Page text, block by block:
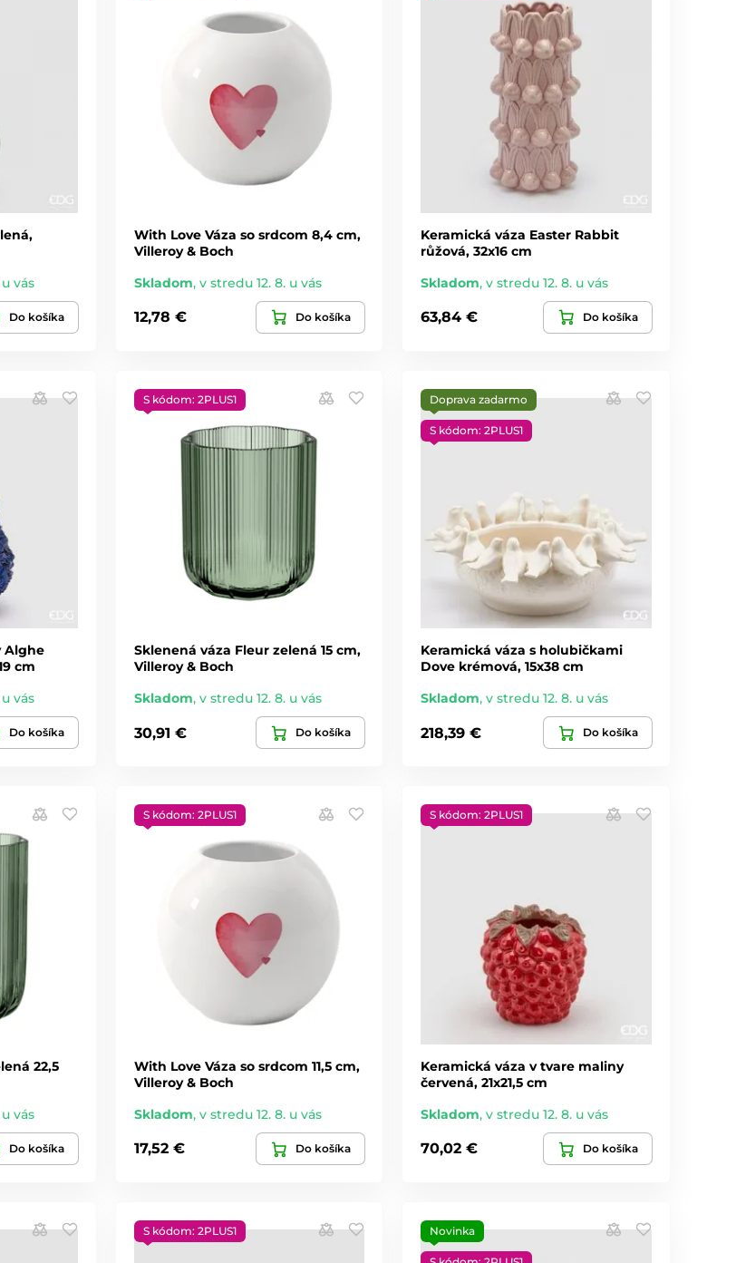
vás
Do košíka
With Love Váza so srdcom 8,4 cm,
Villeroy & Boch
Skladom, v stredu 12. 8. u vás
12,78 € Do košíka
Keramická váza Easter Rabbit
růžová, 32x16 cm
Skladom,v stredu 12. 8. u vás
63,84 € Do košíka
Alghe
cm
vás
Do košíka
S kódom: 2PLUS1
Sklenená váza Fleur zelená 15 cm,
Villeroy & Boch
Skladom, v stredu 12. 8. u vás
30,91 € Do košíka
Doprava zadarmo
S kódom: 2PLUS1
Keramická váza s holubičkami
Dove krémová, 15x38 cm
Skladom,v stredu 12. 8. u vás
218,39 € Do košíka
22,5
vás
Do košíka
S kódom: 2PLUS1
With Love Váza so srdcom 11,5 cm,
Villeroy & Boch
Skladom, v stredu 12. 8. u vás
17,52 € Do košíka
S kódom: 2PLUS1
Keramická váza v tvare maliny
červená, 21x21,5 cm
Skladom,v stredu 12. 8. u vás
70,02 € Do košíka
S kódom: 2PLUS1 Novinka